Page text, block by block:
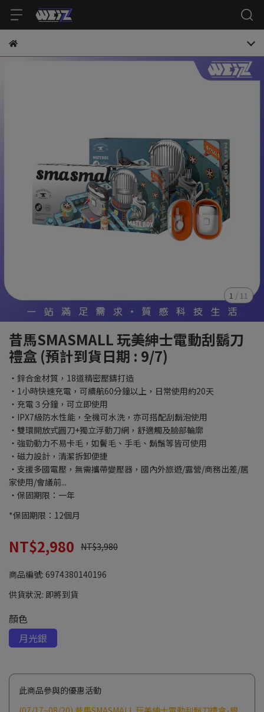
1 / 11
昔馬SMASMALL 玩美紳士電動刮鬍刀
禮盒 (預計到貨日期 : 9/7)
・鋅合金材質，18道精密壓鑄打造
・1小時快速充電，可續航60分鐘以上，日常使用約20天
・充電３分鐘，可立即使用
・IPX7級防水性能，全機可水洗，亦可搭配刮鬍泡使用
・雙環開放式圓刀+獨立浮動刀網，舒適觸及臉部輪廓
・強勁動力不易卡毛，如鬢毛、手毛、鬍鬚等皆可使用
・磁力設計，清潔拆卸便捷
・支援多國電壓，無需攜帶變壓器，國內外旅遊/露營/商務出差/居
家使用/會議前...
・保固期限：一年
*保固期限：12個月
NT$2,980 NT$3,980
商品編號: 6974380140196
供貨狀況: 即將到貨
顏色
月光銀
此商品參與的優惠活動